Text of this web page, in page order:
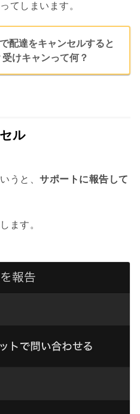
てしまいます。
配達をキャンセルすると
けキャンって何？
ル
うと、 サポートに報告して
ます。